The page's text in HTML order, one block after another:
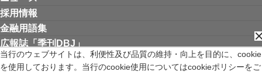
当行のウェブサイトは、利便性及び品質の維持・向上を目的に、cookie
を使用しております。当行のcookie使用についてはcookieポリシーをご
採用情報
金融用語集
広報誌「季刊DBJ」